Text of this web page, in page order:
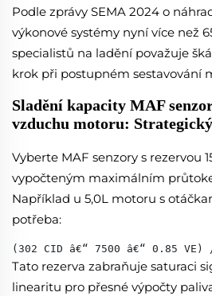
Podle zprávy SEMA 2024 o
výkonové systémy nyní více než
specialistů na ladění považuje
krok při postupném sestavování
Sladění kapacity MAF
vzduchu motoru:
Vyberte MAF senzory s rezervou
vypočteným maximálním
Například u 5,0L motoru s
potřeba:
(302 CID â€“ 7500 â€“ 0.85
Tato rezerva zabraňuje saturaci
linearitu pro přesné výpočty